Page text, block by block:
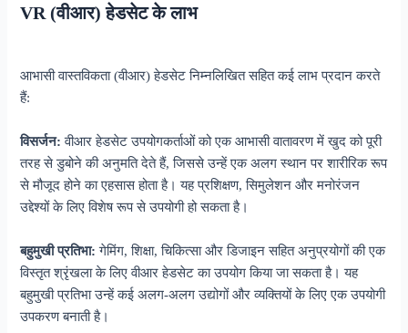
VR (वीआर) हेडसेट के लाभ
आभासी वास्तविकता (वीआर) हेडसेट निम्नलिखित सहित कई लाभ प्रदान करते
हैं:
विसर्जन: वीआर हेडसेट उपयोगकर्ताओं को एक आभासी वातावरण में खुद को पूरी
तरह से डुबोने की अनुमति देते हैं, जिससे उन्हें एक अलग स्थान पर शारीरिक रूप
से मौजूद होने का एहसास होता है। यह प्रशिक्षण, सिमुलेशन और मनोरंजन
उद्देश्यों के लिए विशेष रूप से उपयोगी हो सकता है।
बहुमुखी प्रतिभा: गेमिंग, शिक्षा, चिकित्सा और डिजाइन सहित अनुप्रयोगों की एक
विस्तृत श्रृंखला के लिए वीआर हेडसेट का उपयोग किया जा सकता है। यह
बहुमुखी प्रतिभा उन्हें कई अलग-अलग उद्योगों और व्यक्तियों के लिए एक उपयोगी
उपकरण बनाती है।